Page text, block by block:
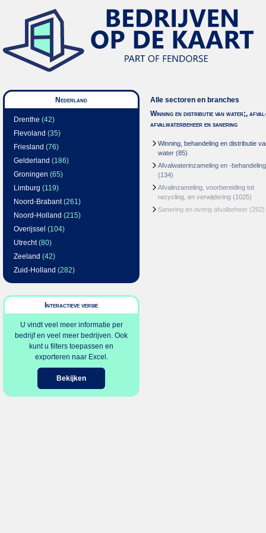
Nederland
Drenthe (42)
Flevoland (35)
Friesland (76)
Gelderland (186)
Groningen (65)
Limburg (119)
Noord-Brabant(261)
Noord-Holland (215)
Overijssel (104)
Utrecht(80)
Zeeland (42)
Zuid-Holland (282)
Interactieve versie
U vindt veel meer informatie per
bedrijf en veel meer bedrijven. Ook
kunt u filters toepassen en
exporteren naar Excel.
Bekijken
Alle sectoren en branches
Winning en distributie van water;,
afvalwaterbeheer en sanering
Winning, behandeling en distributie
water (85)
Afvalwaterinzameling en -behandeling
(134)
Afvalinzameling, voorbereiding tot
recycling, en verwijdering (1025)
Sanering en overig afvalbeheer (262)